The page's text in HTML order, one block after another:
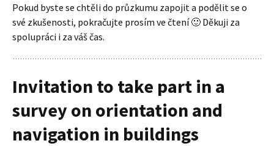
Pokud byste se chtěli do průzkumu zapojit a podělit se o
své zkušenosti, pokračujte prosím ve čtení 🙂 Děkuji za
spolupráci i za váš čas.
Invitation to take part in a
survey on orientation and
navigation in buildings